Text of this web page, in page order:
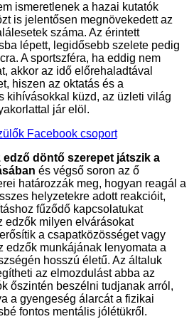
ismeretlenek a hazai kutatók
is jelentősen megnövekedett az
száma. Az érintett
lépett, legidősebb szelete pedig
A sportszféra, ha eddig nem
akkor az idő előrehaladtával
hiszen az oktatás és a
kihívásokkal küzd, az üzleti világ
jár elöl.
döntő szerepet játszik a
és végső soron az ő
határozzák meg, hogyan reagál a
helyzetekre adott reakcióit,
fűződő kapcsolatukat
edzők milyen elvárásokat
a csapatközösséget vagy
edzők munkájának lenyomata a
hosszú életű. Az általuk
az elmozdulást abba az
őszintén beszélni tudjanak arról,
a gyengeség álarcát a fizikai
fontos mentális jólétükről.